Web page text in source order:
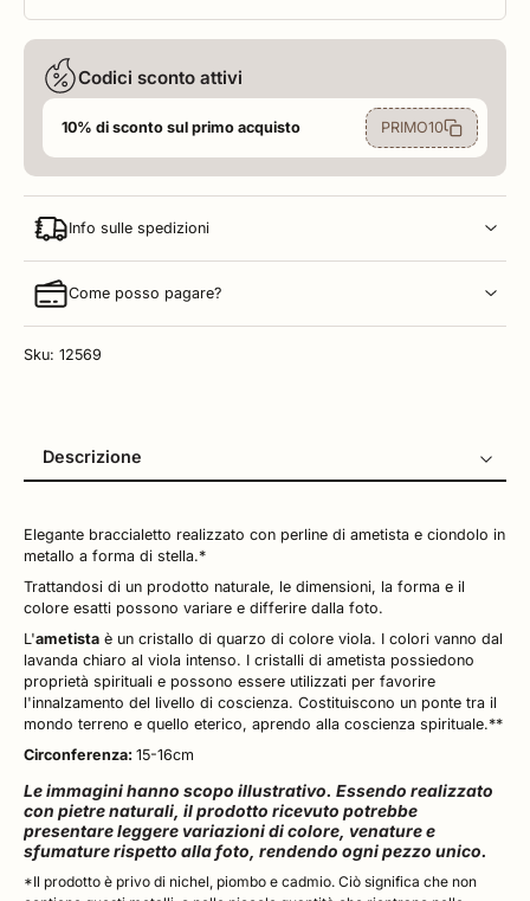
Codici sconto attivi
10% di sconto sul primo acquisto PRIMO10
Info sulle spedizioni
Come posso pagare?
Sku: 12569
Descrizione
Recensioni
Elegante braccialetto realizzato con perline di ametista e ciondolo in
metallo a forma di stella.*
Trattandosi di un prodotto naturale, le dimensioni, la forma e il
colore esatti possono variare e differire dalla foto.
L'ametista è un cristallo di quarzo di colore viola. I colori vanno dal
lavanda chiaro al viola intenso. I cristalli di ametista possiedono
proprietà spirituali e possono essere utilizzati per favorire
l'innalzamento del livello di coscienza. Costituiscono un ponte tra il
mondo terreno e quello eterico, aprendo alla coscienza spirituale.**
Circonferenza: 15-16cm
Le immagini hanno scopo illustrativo. Essendo realizzato
con pietre naturali, il prodotto ricevuto potrebbe
presentare leggere variazioni di colore, venature e
sfumature rispetto alla foto, rendendo ogni pezzo unico.
*Il prodotto è privo di nichel, piombo e cadmio. Ciò significa che non